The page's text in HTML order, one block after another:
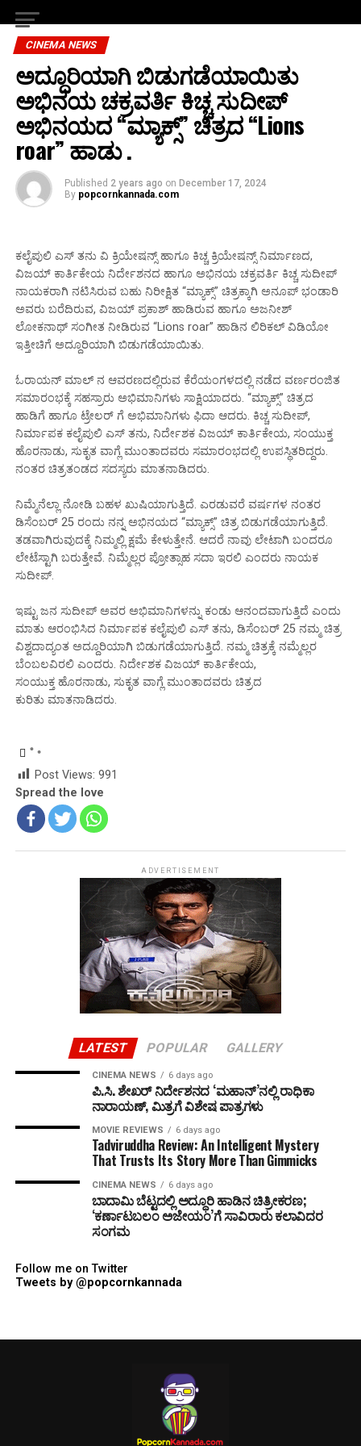
CINEMA NEWS
ಅದ್ದೂರಿಯಾಗಿ ಬಿಡುಗಡೆಯಾಯಿತು
ಅಭಿನಯ ಚಕ್ರವರ್ತಿ ಕಿಚ್ಚ ಸುದೀಪ್
ಅಭಿನಯದ “ಮ್ಯಾಕ್ಸ್” ಚಿತ್ರದ “Lions
roar” ಹಾಡು .
Published 2 years ago on December 17, 2024
By popcornkannada.com
ಕಲೈಪುಲಿ ಎಸ್ ತನು ವಿ ಕ್ರಿಯೇಷನ್ಸ್ ಹಾಗೂ ಕಿಚ್ಚ ಕ್ರಿಯೇಷನ್ಸ್ ನಿರ್ಮಾಣದ,
ವಿಜಯ್ ಕಾರ್ತಿಕೇಯ ನಿರ್ದೇಶನದ ಹಾಗೂ ಅಭಿನಯ ಚಕ್ರವರ್ತಿ ಕಿಚ್ಚ ಸುದೀಪ್
ನಾಯಕರಾಗಿ ನಟಿಸಿರುವ ಬಹು ನಿರೀಕ್ಷಿತ “ಮ್ಯಾಕ್ಸ್” ಚಿತ್ರಕ್ಕಾಗಿ ಅನೂಪ್ ಭಂಡಾರಿ
ಅವರು ಬರೆದಿರುವ, ವಿಜಯ್ ಪ್ರಕಾಶ್ ಹಾಡಿರುವ ಹಾಗೂ ಅಜನೀಶ್
ಲೋಕನಾಥ್ ಸಂಗೀತ ನೀಡಿರುವ “Lions roar” ಹಾಡಿನ ಲಿರಿಕಲ್ ವಿಡಿಯೋ
ಇತ್ತೀಚಿಗೆ ಅದ್ದೂರಿಯಾಗಿ ಬಿಡುಗಡೆಯಾಯಿತು.
ಓರಾಯನ್ ಮಾಲ್ ನ ಆವರಣದಲ್ಲಿರುವ ಕೆರೆಯಂಗಳದಲ್ಲಿ‌ ನಡೆದ ವರ್ಣರಂಜಿತ
ಸಮಾರಂಭಕ್ಕೆ ಸಹಸ್ರಾರು ಅಭಿಮಾನಿಗಳು ಸಾಕ್ಷಿಯಾದರು. “ಮ್ಯಾಕ್ಸ್” ಚಿತ್ರದ
ಹಾಡಿಗೆ ಹಾಗೂ ಟ್ರೇಲರ್ ಗೆ ಅಭಿಮಾನಿಗಳು ಫಿದಾ ಆದರು. ಕಿಚ್ಚ ಸುದೀಪ್,
ನಿರ್ಮಾಪಕ ಕಲೈಪುಲಿ ಎಸ್ ತನು, ನಿರ್ದೇಶಕ ವಿಜಯ್ ಕಾರ್ತಿಕೇಯ, ಸಂಯುಕ್ತ
ಹೊರನಾಡು, ಸುಕೃತ ವಾಗ್ಲೆ ಮುಂತಾದವರು ಸಮಾರಂಭದಲ್ಲಿ ಉಪಸ್ಥಿತರಿದ್ದರು.
ನಂತರ ಚಿತ್ರತಂಡದ ಸದಸ್ಯರು ಮಾತನಾಡಿದರು.
ನಿಮ್ಮೆನೆಲ್ಲಾ ನೋಡಿ ಬಹಳ ಖುಷಿಯಾಗುತ್ತಿದೆ. ಎರಡುವರೆ ವರ್ಷಗಳ ನಂತರ
ಡಿಸೆಂಬರ್ 25 ರಂದು ನನ್ನ ಅಭಿನಯದ “ಮ್ಯಾಕ್ಸ್” ಚಿತ್ರ ಬಿಡುಗಡೆಯಾಗುತ್ತಿದೆ.
ತಡವಾಗಿರುವುದಕ್ಕೆ ನಿಮ್ಮಲ್ಲಿ ಕ್ಷಮೆ ಕೇಳುತ್ತೇನೆ. ಆದರೆ ನಾವು ಲೇಟಾಗಿ ಬಂದರೂ
ಲೇಟೆಸ್ಟಾಗಿ ಬರುತ್ತೇವೆ‌. ನಿಮ್ಮೆಲ್ಲರ ಪ್ರೋತ್ಸಾಹ ಸದಾ ಇರಲಿ ಎಂದರು ನಾಯಕ
ಸುದೀಪ್.
ಇಷ್ಟು ಜನ ಸುದೀಪ್ ಅವರ ಅಭಿಮಾನಿಗಳನ್ನು ಕಂಡು ಆನಂದವಾಗುತ್ತಿದೆ ಎಂದು
ಮಾತು ಆರಂಭಿಸಿದ ನಿರ್ಮಾಪಕ ಕಲೈಪುಲಿ‌ ಎಸ್ ತನು, ಡಿಸೆಂಬರ್ 25 ನಮ್ಮ ಚಿತ್ರ
ವಿಶ್ವದಾದ್ಯಂತ ಅದ್ದೂರಿಯಾಗಿ ಬಿಡುಗಡೆಯಾಗುತ್ತಿದೆ. ನಮ್ಮ ಚಿತ್ರಕ್ಕೆ ನಮ್ಮೆಲ್ಲರ
ಬೆಂಬಲವಿರಲಿ ಎಂದರು. ನಿರ್ದೇಶಕ ವಿಜಯ್ ಕಾರ್ತಿಕೇಯ,
ಸಂಯುಕ್ತ ಹೊರನಾಡು, ಸುಕೃತ ವಾಗ್ಲೆ ಮುಂತಾದವರು ಚಿತ್ರದ
ಕುರಿತು ಮಾತನಾಡಿದರು.
Post Views: 991
Spread the love
ADVERTISEMENT
LATEST POPULAR GALLERY
CINEMA NEWS 6 days ago
ಪಿ.ಸಿ. ಶೇಖರ್ ನಿರ್ದೇಶನದ ‘ಮಹಾನ್’ನಲ್ಲಿ ರಾಧಿಕಾ
ನಾರಾಯಣ್, ಮಿತ್ರಗೆ ವಿಶೇಷ ಪಾತ್ರಗಳು
MOVIE REVIEWS 6 days ago
Tadviruddha Review: An Intelligent Mystery
That Trusts Its Story More Than Gimmicks
CINEMA NEWS 6 days ago
ಬಾದಾಮಿ ಬೆಟ್ಟದಲ್ಲಿ ಅದ್ಧೂರಿ ಹಾಡಿನ ಚಿತ್ರೀಕರಣ;
‘ಕರ್ಣಾಟಬಲಂ ಅಜೇಯಂ’ಗೆ ಸಾವಿರಾರು ಕಲಾವಿದರ
ಸಂಗಮ
Follow me on Twitter
Tweets by @popcornkannada